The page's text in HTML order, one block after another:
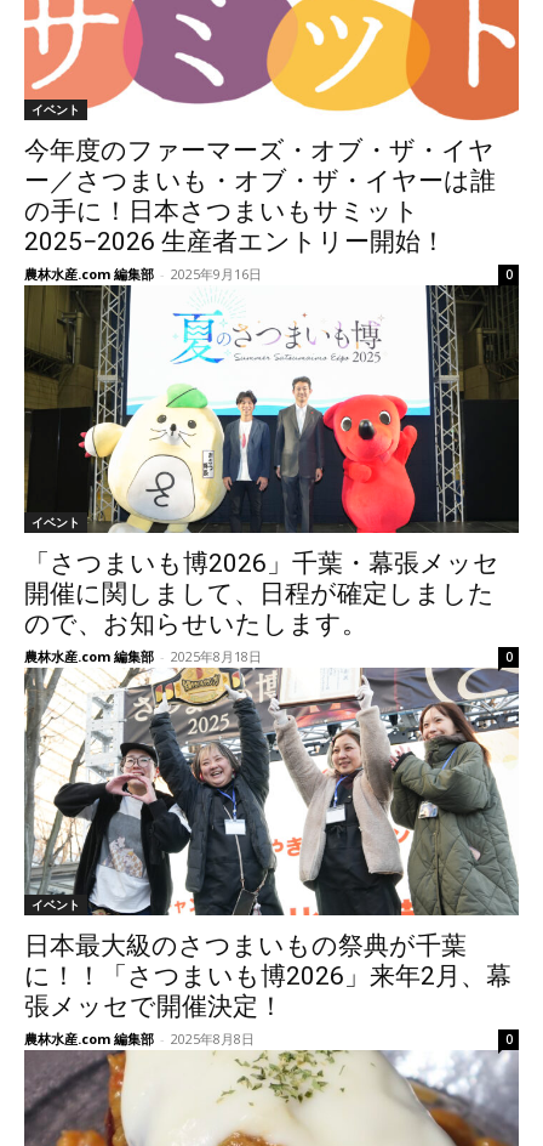
イベント
今年度のファーマーズ・オブ・ザ・イヤ
ー／さつまいも・オブ・ザ・イヤーは誰
の手に！日本さつまいもサミット
2025−2026 生産者エントリー開始！
農林水産.com 編集部 - 2025年9月16日 0
イベント
「さつまいも博2026」千葉・幕張メッセ
開催に関しまして、日程が確定しました
ので、お知らせいたします。
農林水産.com 編集部 - 2025年8月18日 0
イベント
日本最大級のさつまいもの祭典が千葉
に！！「さつまいも博2026」来年2月、幕
張メッセで開催決定！
農林水産.com 編集部 - 2025年8月8日 0